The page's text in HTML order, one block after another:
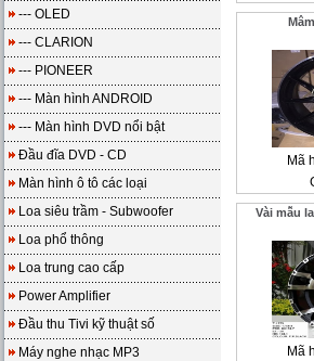
--- OLED
--- CLARION
--- PIONEER
--- Màn hình ANDROID
--- Màn hình DVD nổi bật
Đầu đĩa DVD - CD
Màn hình ô tô các loại
Loa siêu trầm - Subwoofer
Loa phổ thông
Loa trung cao cấp
Power Amplifier
Đầu thu Tivi kỹ thuật số
Máy nghe nhạc MP3
Mã
Vài mẫu
Mã